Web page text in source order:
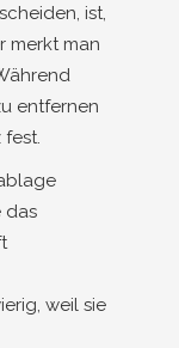
ist,
merkt man
entfernen
das
weil sie